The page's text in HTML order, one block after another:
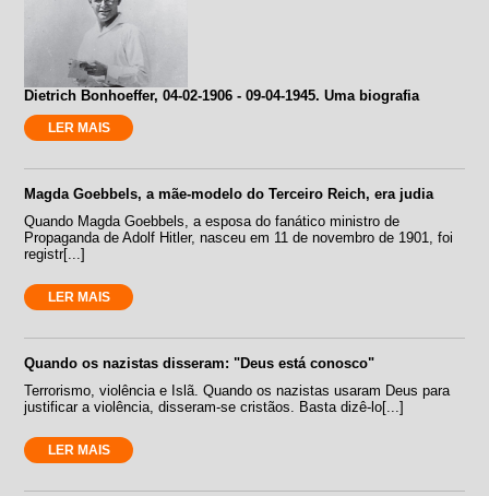
Dietrich Bonhoeffer, 04-02-1906 - 09-04-1945. Uma biografia
LER MAIS
Magda Goebbels, a mãe-modelo do Terceiro Reich, era judia
Quando Magda Goebbels, a esposa do fanático ministro de
Propaganda de Adolf Hitler, nasceu em 11 de novembro de 1901, foi
registr[...]
LER MAIS
Quando os nazistas disseram: "Deus está conosco"
Terrorismo, violência e Islã. Quando os nazistas usaram Deus para
justificar a violência, disseram-se cristãos. Basta dizê-lo[...]
LER MAIS